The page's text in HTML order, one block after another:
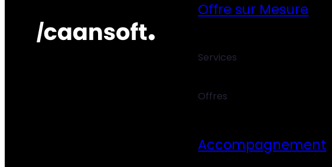
Offre sur Mesure
Services
Offres
Accompagnement